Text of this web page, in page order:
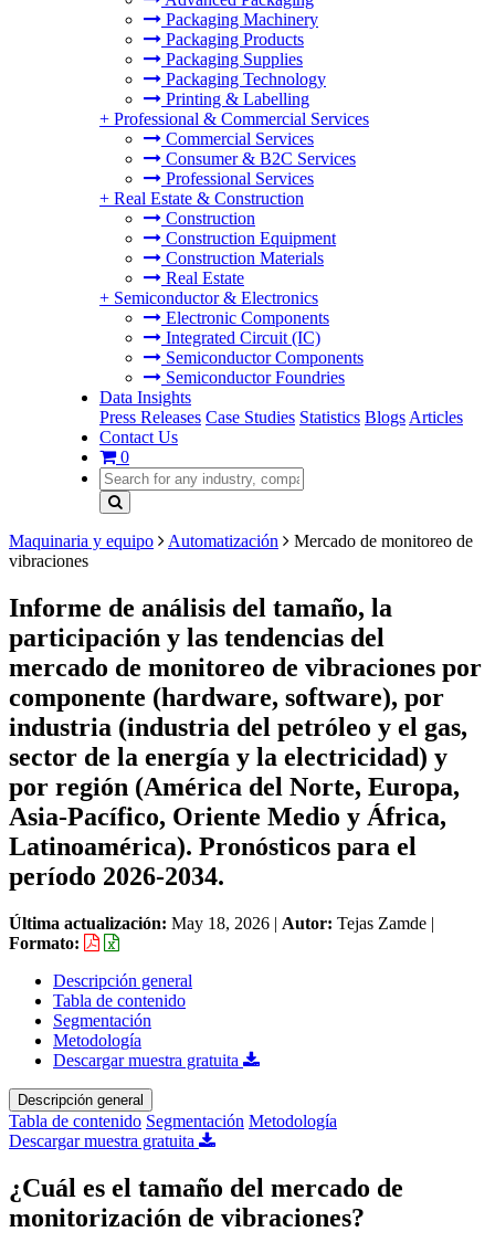
Packaging Machinery
Packaging Products
Packaging Supplies
Packaging Technology
Printing & Labelling
+ Professional & Commercial Services
Commercial Services
Consumer & B2C Services
Professional Services
+ Real Estate & Construction
Construction
Construction Equipment
Construction Materials
Real Estate
+ Semiconductor & Electronics
Electronic Components
Integrated Circuit (IC)
Semiconductor Components
Semiconductor Foundries
Data Insights
Press Releases Case Studies Statistics Blogs Articles
Contact Us
0
Maquinaria y equipo Automatización
Mercado de monitoreo de
vibraciones
Informe de análisis del tamaño, la
participación y las tendencias del
mercado de monitoreo de vibraciones por
componente (hardware, software), por
industria (industria del petróleo y el gas,
sector de la energía y la electricidad) y
por región (América del Norte, Europa,
Asia-Pacífico, Oriente Medio y África,
Latinoamérica). Pronósticos para el
período 2026-2034.
Última actualización: May 18, 2026 | Autor: Tejas Zamde |
Formato:
Descripción general
Tabla de contenido
Segmentación
Metodología
Descargar muestra gratuita
Descripción general
Tabla de contenido Segmentación Metodología
Descargar muestra gratuita
¿Cuál es el tamaño del mercado de
monitorización de vibraciones?